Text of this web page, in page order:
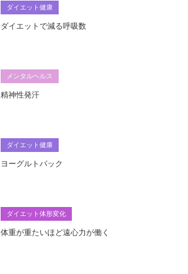
ダイエット健康
ダイエットで減る呼吸数
メンタルヘルス
精神性発汗
ダイエット健康
ヨーグルトパック
ダイエット体形変化
体重が重たいほど遠心力が働く